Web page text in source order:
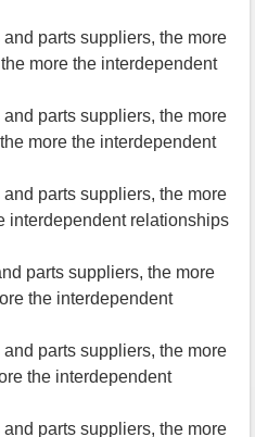
parts suppliers, the more
more the interdependent
parts suppliers, the more
more the interdependent
parts suppliers, the more
interdependent relationships
parts suppliers, the more
the interdependent
parts suppliers, the more
the interdependent
parts suppliers, the more